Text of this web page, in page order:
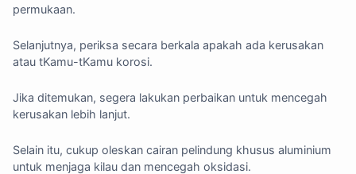
permukaan.
Selanjutnya, periksa secara berkala apakah ada kerusakan
atau tKamu-tKamu korosi.
Jika ditemukan, segera lakukan perbaikan untuk mencegah
kerusakan lebih lanjut.
Selain itu, cukup oleskan cairan pelindung khusus aluminium
untuk menjaga kilau dan mencegah oksidasi.